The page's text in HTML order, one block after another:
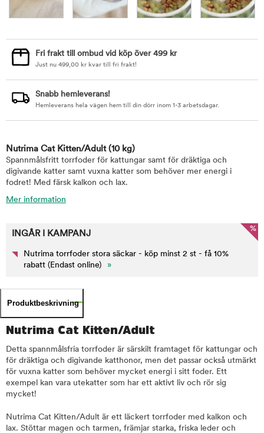
Fri frakt till ombud vid köp över 499 kr
Just nu 499,00 kr kvar till fri frakt!
Snabb hemleverans!
Hemleverans hela vägen hem till din dörr inom 1-3 arbetsdagar.
Nutrima Cat Kitten/Adult (10 kg)
Spannmålsfritt torrfoder för kattungar samt för dräktiga och
digivande katter samt vuxna katter som behöver mer energi i
fodret! Med färsk kalkon och lax.
Mer information
%
INGÅR I KAMPANJ
Nutrima torrfoder stora säckar - köp minst 2 st - få 10%
rabatt (Endast online)
»
Produktbeskrivning
Nutrima Cat Kitten/Adult
Detta spannmålsfria torrfoder är särskilt framtaget för kattungar och
för dräktiga och digivande katthonor, men det passar också utmärkt
för vuxna katter som behöver mycket energi i sitt foder. Ett
exempel kan vara utekatter som har ett aktivt liv och rör sig
mycket!
Nutrima Cat Kitten/Adult är ett läckert torrfoder med kalkon och
lax. Stöttar magen och tarmen, främjar starka, friska leder och